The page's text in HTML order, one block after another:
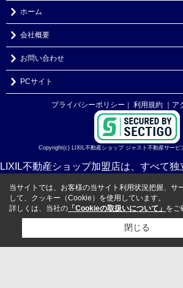
ホーム
会社概要
お問い合わせ
PCサイト
プライバシーポリシー 利用規約 ｜
Copyright(c) LIXIL不動産ショップ ジャスト不動産サー
LIXIL不動産ショップ加盟店は、すべて独
当サイトでは、お客様の当サイト利用状況把握、サ
して、クッキー（Cookie）を使用しています。
詳しくは、当社の 「Cookieの取扱いについて」 をご
閉じる